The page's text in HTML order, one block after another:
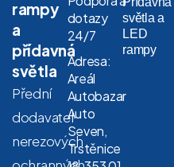
rampy
a
přídavná
světla
Přední
dodavatel
nerezových
dotazy
24/7
Adresa:
Areál
Autobazar
Auto
Seven,
Trstěnice
světla a
LED
rampy